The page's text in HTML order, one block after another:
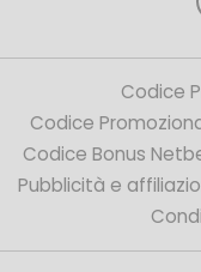
Codice
Codice
Codice Bonus
Pubblicità e